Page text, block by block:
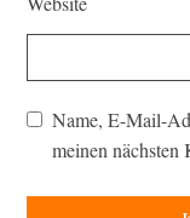
Name, E-Mail-
meinen nächsten